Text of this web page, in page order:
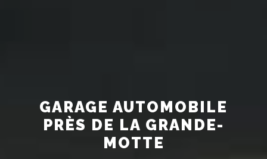
GARAGE AUTOMOBILE
PRÈS DE LA GRANDE-
MOTTE